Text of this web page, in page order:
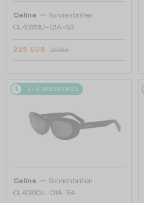
Celine — Sonnenbrillen
CL40313U - 01A - 53
225 EUR 280 EUR
2-4 WERKTAGE
Celine — Sonnenbrillen
CL40310U - 01A - 54